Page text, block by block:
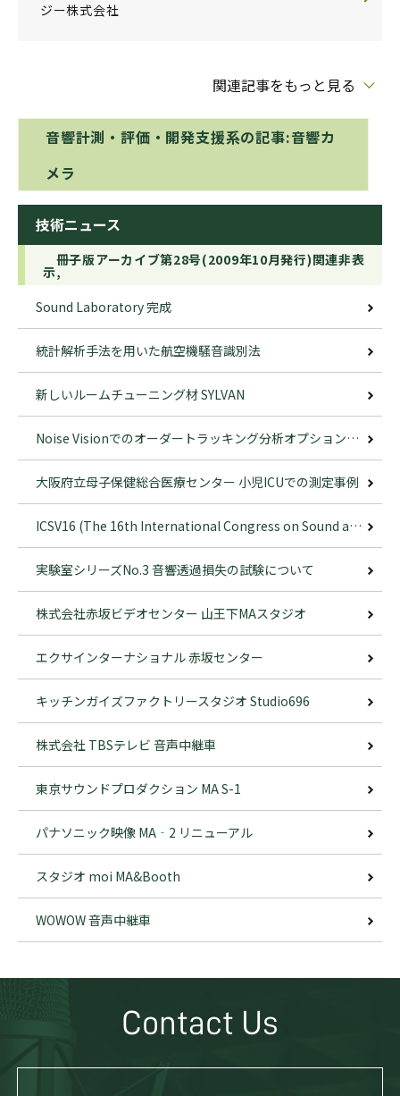
ジー株式会社
関連記事をもっと見る
音響計測・評価・開発支援系の記事:音響カ
メラ
技術ニュース
冊子版アーカイブ第28号(2009年10月発行)関連非表
示,
Sound Laboratory 完成
統計解析手法を用いた航空機騒音識別法
新しいルームチューニング材 SYLVAN
Noise Visionでのオーダートラッキング分析オプションの開発
大阪府立母子保健総合医療センター 小児ICUでの測定事例
ICSV16 (The 16th International Congress on Sound and Vibration) に参加して
実験室シリーズNo.3 音響透過損失の試験について
株式会社赤坂ビデオセンター 山王下MAスタジオ
エクサインターナショナル 赤坂センター
キッチンガイズファクトリースタジオ Studio696
株式会社 TBSテレビ 音声中継車
東京サウンドプロダクション MA S-1
パナソニック映像 MA‐2 リニューアル
スタジオ moi MA&Booth
WOWOW 音声中継車
Contact Us